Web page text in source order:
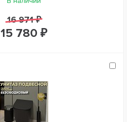
16 971 ₽
15 780 ₽